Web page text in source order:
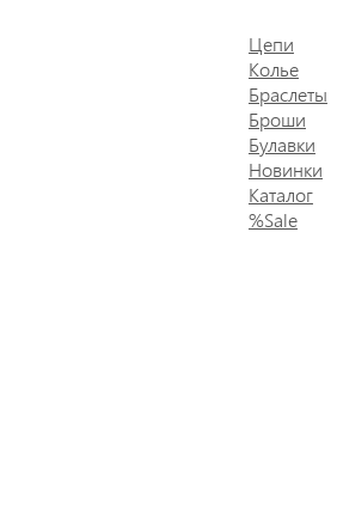
Цепи
Колье
Браслеты
Броши
Булавки
Новинки
Каталог
%Sale